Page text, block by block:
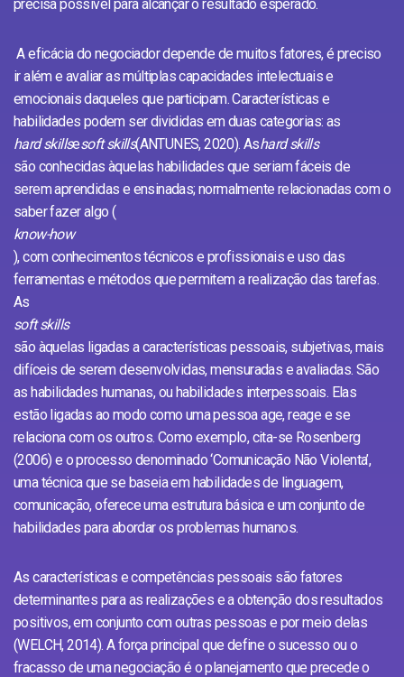
precisa possível para alcançar o resultado esperado.
A eficácia do negociador depende de muitos fatores, é preciso
ir além e avaliar as múltiplas capacidades intelectuais e
emocionais daqueles que participam. Características e
habilidades podem ser divididas em duas categorias: as
hard skillsesoft skills(ANTUNES, 2020). Ashard skills
são conhecidas àquelas habilidades que seriam fáceis de
serem aprendidas e ensinadas; normalmente relacionadas com o
saber fazer algo (
know-how
), com conhecimentos técnicos e profissionais e uso das
ferramentas e métodos que permitem a realização das tarefas.
As
soft skills
são àquelas ligadas a características pessoais, subjetivas, mais
difíceis de serem desenvolvidas, mensuradas e avaliadas. São
as habilidades humanas, ou habilidades interpessoais. Elas
estão ligadas ao modo como uma pessoa age, reage e se
relaciona com os outros. Como exemplo, cita-se Rosenberg
(2006) e o processo denominado ‘Comunicação Não Violenta’,
uma técnica que se baseia em habilidades de linguagem,
comunicação, oferece uma estrutura básica e um conjunto de
habilidades para abordar os problemas humanos.
As características e competências pessoais são fatores
determinantes para as realizações e a obtenção dos resultados
positivos, em conjunto com outras pessoas e por meio delas
(WELCH, 2014). A força principal que define o sucesso ou o
fracasso de uma negociação é o planejamento que precede o